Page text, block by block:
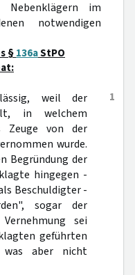
im
notwendigen
§136aStPO
1
weil der
in welchem
Zeuge von der
wurde.
Begründung der
hingegen -
Beschuldigter -
sogar der
sei
geführten
was aber nicht